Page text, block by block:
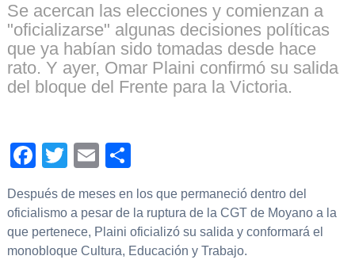
Se acercan las elecciones y comienzan a
"oficializarse" algunas decisiones políticas
que ya habían sido tomadas desde hace
rato. Y ayer, Omar Plaini confirmó su salida
del bloque del Frente para la Victoria.
Facebook
TwitterEmail
Después de meses en los que permaneció dentro del
oficialismo a pesar de la ruptura de la CGT de Moyano a la
que pertenece, Plaini oficializó su salida y conformará el
monobloque Cultura, Educación y Trabajo.